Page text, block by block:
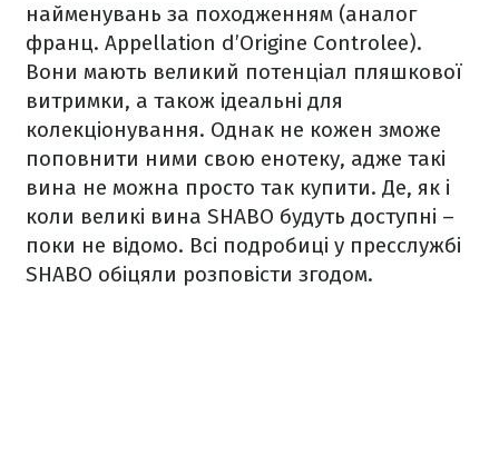
найменувань за походженням (аналог
франц. Appellation d’Origine Controlee).
Вони мають великий потенціал пляшкової
витримки, а також ідеальні для
колекціонування. Однак не кожен зможе
поповнити ними свою енотеку, адже такі
вина не можна просто так купити. Де, як і
коли великі вина SHABO будуть доступні –
поки не відомо. Всі подробиці у пресслужбі
SHABO обіцяли розповісти згодом.